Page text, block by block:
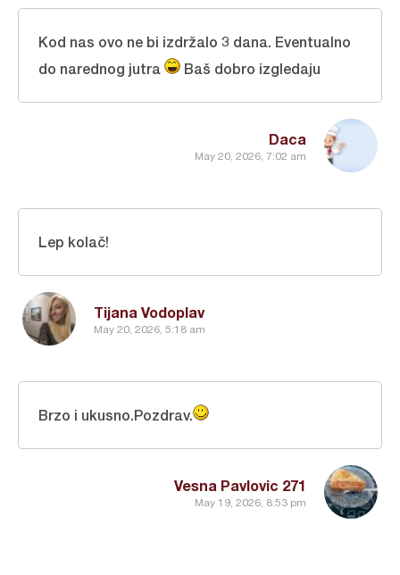
Daca
May 20, 2026, 7:02 am
Kod nas ovo ne bi izdržalo 3 dana. Eventualno
do narednog jutra
Baš dobro izgledaju
Tijana Vodoplav
May 20, 2026, 5:18 am
Lep kolač!
Vesna Pavlovic 271
May 19, 2026, 8:53 pm
Brzo i ukusno.Pozdrav.